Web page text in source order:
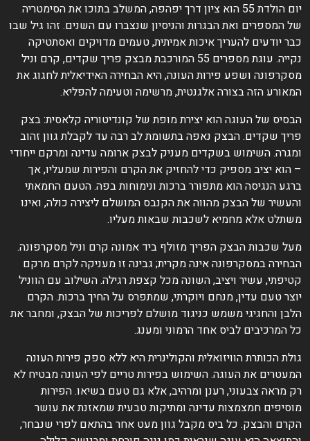
יום הולדת 55 הוא ציון דרך יפהפה, המשלב בתוכו את הסימטריה
של המספרים ואת הבגרות והניסיון שנצברו עם השנים. זהו גיל שבו
כבר יודעים להעריך איכות אמיתית, טעמים מדויקים ואסתטיקה
נקייה. עוגת מספרים 55 המורכבת מבצק פריך שקדים, קרם וניל
מסקרפונה ושפע פירות העונה, היא הבחירה האידיאלית לחגוג את
המאורע הזה בצורה אלגנטית, מרשימה וטעימה להפליא.
הבסיס של העוגה הוא יצירת מופת של קונדיטוריה קלאסית: בצק
פריך שקדים. הבצק נאפה בתשומת לב רבה עד לקבלת גוון זהוב
ומגרה. השימוש בשקדים מעניק לבצק ארומה עדינה ומרקם ייחודי
– הוא יציב מספיק כדי להחזיק את הקרם והפירות שמעליו, אך
ברגע הנגיסה הוא מתפורר ברכות ונימוחות בפה. הטעם החמאתי
והעשיר של הבצק מהווה את הקנבס המושלם ליצירה כולה, ואינו
משתלט אלא מחמיא לשכבות שבאות מעליו.
מעל שכבות הבצק הפריך מזולף ביד אמונה קרם וניל מסקרפונה.
הבחירה במסקרפונה אינה מקרית; גבינה זו מעניקה לקרם מרקם
קטיפתי, עשיר ויציב, השונה מכל קצפת רגילה. השילוב עם הווניל
יוצר טעם עדין, מנחם ויוקרתי, שמתפרס על החיך ברכות. הקרם
הלבן והחגיגי משמש כניגוד מושלם לפריכות של הבצק, ומחבר את
כל המרכיבים לביס אחד הרמוני ומענג.
גולת הכותרת הוויזואלית והקולינרית היא ללא ספק פירות העונה
המעטרים את העוגה. השימוש בפירות טריים לפי העונה מבטיח לא
רק מראה צבעוני, רענן ומרהיב, אלא גם טעם בשיאו. הפירות
מוסיפים חמצמצות עדינה ומתיקות טבעית שמאזנת את עושר
הקרם והבצק. כל ביס מקבל גוון מעט אחר בהתאם לפרי שנבחר,